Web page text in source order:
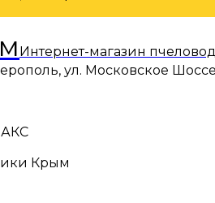
Интернет-магазин
ул. Московское
Крым